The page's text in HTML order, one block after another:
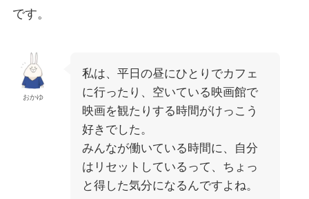
です。
おかゆ
私は、平日の昼にひとりでカフェ
に行ったり、空いている映画館で
映画を観たりする時間がけっこう
好きでした。
みんなが働いている時間に、自分
はリセットしているって、ちょっ
と得した気分になるんですよね。